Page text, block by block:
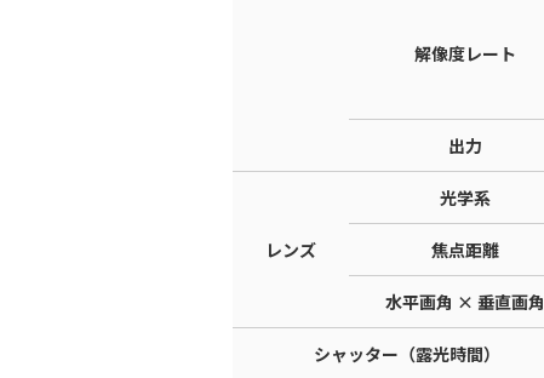
解像度レート
出力
レンズ
光学系
焦点距離
水平画角 × 垂直画角
シャッター（露光時間）